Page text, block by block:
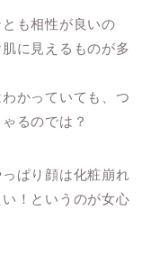
も相性が良いの
に見えるものが多
かっていても、つ
るのでは？
ぱり顔は化粧崩れ
！というのが女心